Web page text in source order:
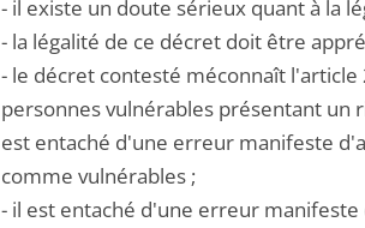
- il existe un doute sérieux quant à la
- la légalité de ce décret doit être
- le décret contesté méconnaît
personnes vulnérables présentant un
est entaché d'une erreur manifeste
comme vulnérables ;
- il est entaché d'une erreur